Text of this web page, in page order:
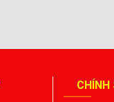
CHÍNH